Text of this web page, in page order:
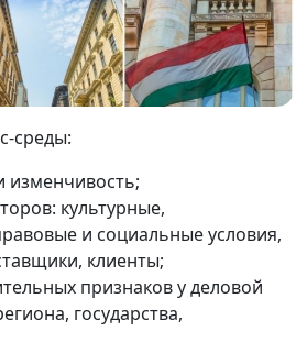
среды:
изменчивость;
культурные,
и социальные условия,
клиенты;
признаков у деловой
государства,